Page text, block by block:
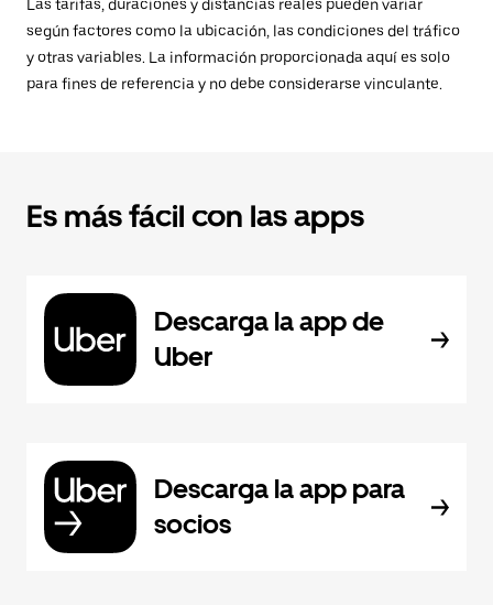
Las tarifas, duraciones y distancias reales pueden variar
según factores como la ubicación, las condiciones del tráfico
y otras variables. La información proporcionada aquí es solo
para fines de referencia y no debe considerarse vinculante.
Es más fácil con las apps
Descarga la app de
Uber
Descarga la app para
socios